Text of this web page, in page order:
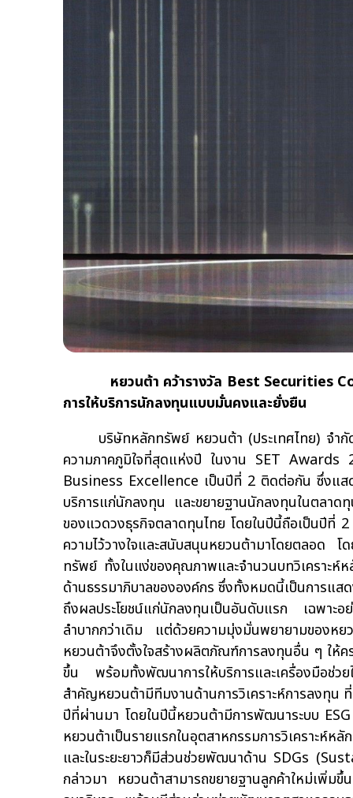
หยวนต้า คว้ารางวัล Best Securities
การให้บริการนักลงทุนแบบมั่นคงและยั่งยืน
บริษัทหลักทรัพย์ หยวนต้า (ประเทศไทย) จำกัด
ความภาคภูมิใจที่สุดแห่งปี ในงาน SET
Business Excellence เป็นปีที่ 2 ติดต่อกัน ซึ่งแสด
บริการแก่นักลงทุน และขยายฐานนักลงทุนในตลาด
ของแวดวงธุรกิจตลาดทุนไทย โดยในปีนี้ถือเป็นปีที่
ความไว้วางใจและสนับสนุนหยวนต้ามาโดยตลอด โ
ทรัพย์ ทั้งในแง่ของคุณภาพและจำนวนบทวิเคราะห์
ด้านธรรมาภิบาลขององค์กร ซึ่งทั้งหมดนี้เป็นการแส
ถึงผลประโยชน์แก่นักลงทุนเป็นอันดับแรก เฉพาะอ
ลำบากกว่าเดิม แต่ด้วยความมุ่งมั่นพยายามของหย
หยวนต้าจึงตั้งใจสร้างผลิตภัณฑ์การลงทุนอื่น ๆ ให้
ขึ้น พร้อมทั้งพัฒนาการให้บริการและเครื่องมือช่ว
สำคัญหยวนต้ามีทีมงานด้านการวิเคราะห์การลงทุน
ปีที่ผ่านมา โดยในปีนี้หยวนต้ามีการพัฒนาระบบ
หยวนต้าเป็นรายแรกในอุตสาหกรรมการวิเคราะห์ห
และในระยะยาวก็มีส่วนช่วยพัฒนาด้าน SDGs
กล่าวมา หยวนต้าสามารถขยายฐานลูกค้าใหม่เพิ่มขึ้